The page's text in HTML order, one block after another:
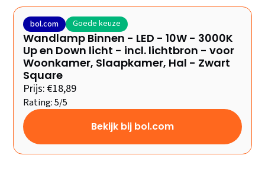
bol.com Goede keuze
Wandlamp Binnen - LED - 10W - 3000K
Up en Down licht - incl. lichtbron - voor
Woonkamer, Slaapkamer, Hal - Zwart
Square
Prijs: €18,89
Rating: 5/5
Bekijk bij bol.com